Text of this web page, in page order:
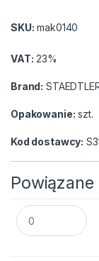
SKU: mak0140
VAT: 23%
Brand:
Opakowanie: szt.
Kod dostawcy:
Foliopis